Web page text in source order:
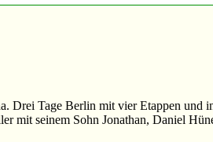
Tage Berlin mit vier Etappen und
mit seinem Sohn Jonathan, Daniel